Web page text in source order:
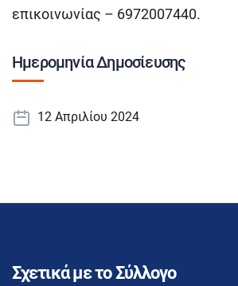
επικοινωνίας – 6972007440.
Ημερομηνία Δημοσίευσης
12 Απριλίου 2024
Σχετικά με το Σύλλογο